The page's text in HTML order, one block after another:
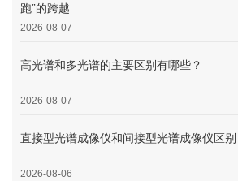
跑”的跨越
2026-08-07
高光谱和多光谱的主要区别有哪些？
2026-08-07
直接型光谱成像仪和间接型光谱成像仪区别
2026-08-06